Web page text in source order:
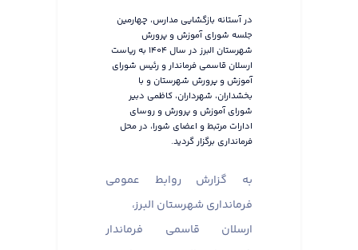
در آستانه بازگشایی مدارس، چهارمین
جلسه شورای آموزش و پرورش
شهرستان البرز در سال ۱۴۰۴ به ریاست
ارسلان قاسمی فرماندار و رئیس شورای
آموزش و پرورش شهرستان و با
بخشداران، شهرداران، کاظمی دبیر
شورای آموزش و پرورش و روسای
ادارات مرتبط و اعضای شورا، در محل
فرمانداری برگزار گردید.
به گزارش روابط عمومی
فرمانداری شهرستان البرز،
ارسلان قاسمی فرماندار